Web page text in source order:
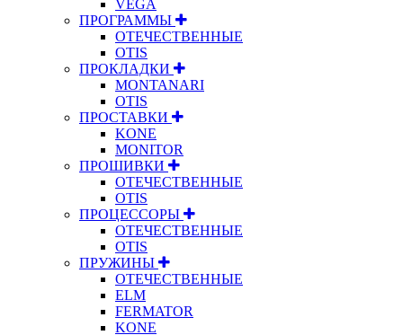
VEGA
ПРОГРАММЫ
ОТЕЧЕСТВЕННЫЕ
OTIS
ПРОКЛАДКИ
MONTANARI
OTIS
ПРОСТАВКИ
KONE
MONITOR
ПРОШИВКИ
ОТЕЧЕСТВЕННЫЕ
OTIS
ПРОЦЕССОРЫ
ОТЕЧЕСТВЕННЫЕ
OTIS
ПРУЖИНЫ
ОТЕЧЕСТВЕННЫЕ
ELM
FERMATOR
KONE